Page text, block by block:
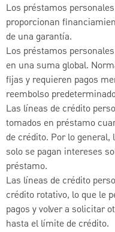
Los préstamos
proporcionan
de una garantía.
Los préstamos
en una suma global.
fijas y requieren pagos
reembolso
Las líneas de crédito
tomados en préstamo
de crédito. Por lo
solo se pagan intereses
préstamo.
Las líneas de crédito
crédito rotativo, lo que le
pagos y volver a solicitar
hasta el límite de crédito.